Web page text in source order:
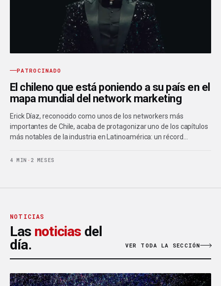
PATROCINADO
El chileno que está poniendo a su país en el
mapa mundial del network marketing
Erick Díaz, reconocido como unos de los networkers más
importantes de Chile, acaba de protagonizar uno de los capítulos
más notables de la industria en Latinoamérica: un récord…
4 MIN · 2 MESES
NOTICIAS
Las noticias del
día.
VER TODA LA SECCIÓN